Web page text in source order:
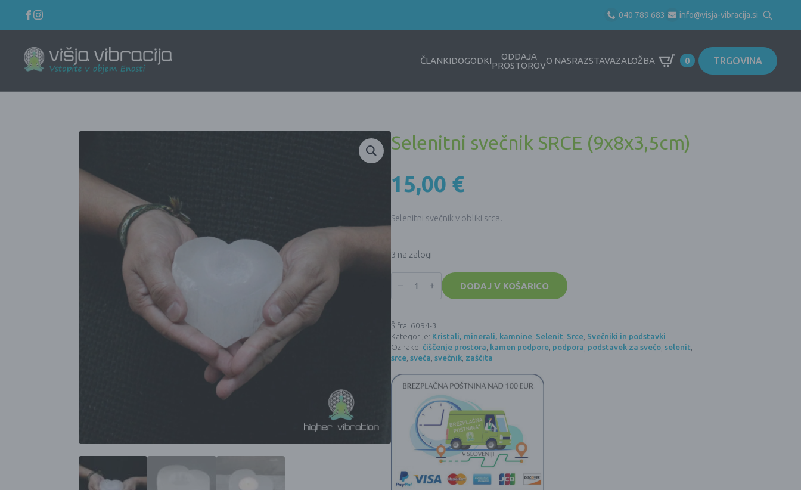
040 789 683 info@visja-vibracija.si
Search
for:
ČLANKIDOGODKI
ODDAJA
PROSTOROVO NASRAZSTAVAZALOŽBA 0 TRGOVINA
Selenitni svečnik SRCE (9x8x3,5cm)
15,00 €
Selenitni svečnik v obliki srca.
3 na zalogi
svečnik
DODAJ V KOŠARICO
Šifra: 6094-3
Kategorije: Kristali, minerali, kamnine, Selenit, Srce, Svečniki in podstavki
Oznake: čiščenje prostora, kamen podpore, podpora, podstavek za svečo, selenit,
srce, sveča, svečnik, zaščita